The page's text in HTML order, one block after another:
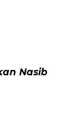
Nasib